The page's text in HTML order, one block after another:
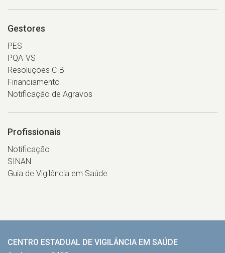
Gestores
PES
PQA-VS
Resoluções CIB
Financiamento
Notificação de Agravos
Profissionais
Notificação
SINAN
Guia de Vigilância em Saúde
CENTRO ESTADUAL DE VIGILÂNCIA EM SAÚDE